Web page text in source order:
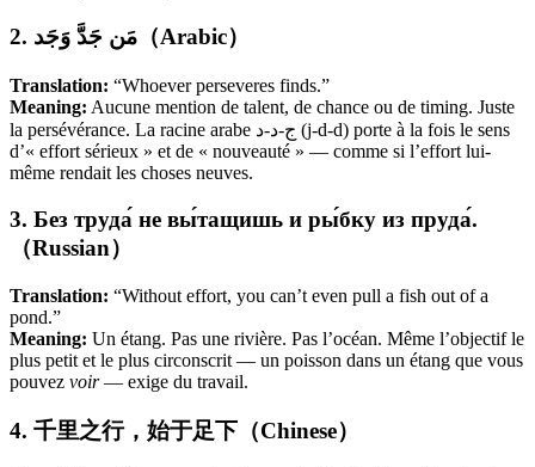
2. مَن جَدَّ وَجَد（Arabic）
Translation: “Whoever perseveres finds.”
Meaning: Aucune mention de talent, de chance ou de timing. Juste
la persévérance. La racine arabe ج-د-د (j-d-d) porte à la fois le sens
d’« effort sérieux » et de « nouveauté » — comme si l’effort lui-
même rendait les choses neuves.
3. Без труда́ не вы́тащишь и ры́бку из пруда́.
（Russian）
Translation: “Without effort, you can’t even pull a fish out of a
pond.”
Meaning: Un étang. Pas une rivière. Pas l’océan. Même l’objectif le
plus petit et le plus circonscrit — un poisson dans un étang que vous
pouvez voir— exige du travail.
4. 千里之行，始于足下（Chinese）